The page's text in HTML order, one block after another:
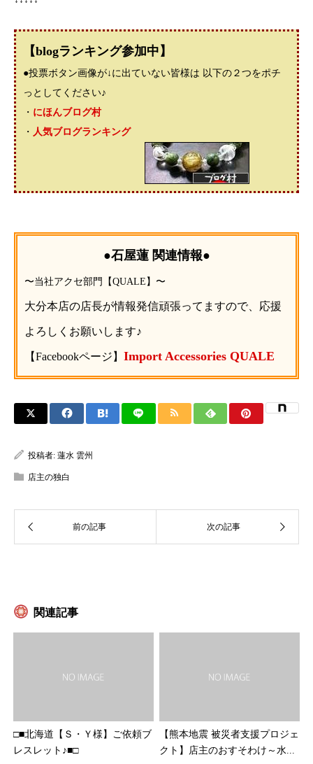
【blogランキング参加中】
●投票ボタン画像が↓に出ていない皆様は 以下の２つをポチ
っとしてください♪
・ にほんブログ村
・ 人気ブログランキング
●石屋蓮 関連情報●
〜当社アクセ部門【QUALE】〜
大分本店の店長が情報発信頑張ってますので、応援
よろしくお願いします♪
【Facebookページ】 Import Accessories QUALE
投稿者: 蓮水 雲州
店主の独白
関連記事
□■北海道【Ｓ・Ｙ様】ご依頼ブ
レスレット♪■□
【熊本地震 被災者支援プロジェ
クト】店主のおすそわけ～水...